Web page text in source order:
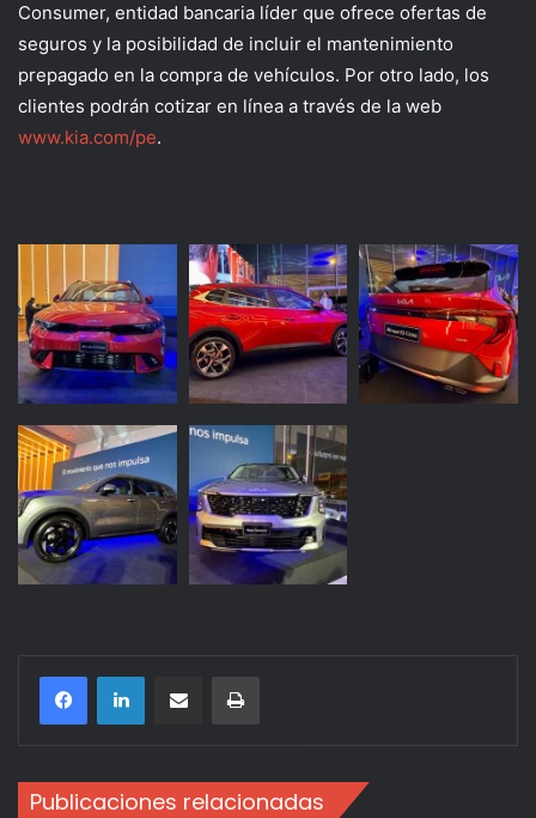
Consumer, entidad bancaria líder que ofrece ofertas de
seguros y la posibilidad de incluir el mantenimiento
prepagado en la compra de vehículos. Por otro lado, los
clientes podrán cotizar en línea a través de la web
www.kia.com/pe.
Compartir por correo electrónicoImprimir
Publicaciones relacionadas